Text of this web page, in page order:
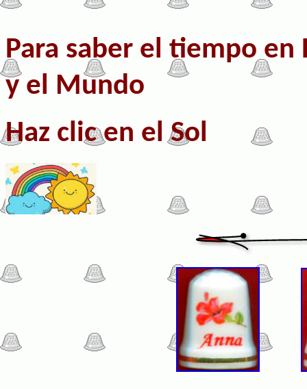
Para saber el tiempo en
y el Mundo
Haz clic en el Sol